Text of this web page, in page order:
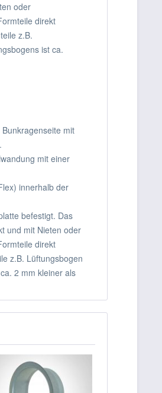
oder
direkt
z.B.
ist ca.
mit
mit einer
innerhalb der
befestigt. Das
und mit Nieten oder
direkt
z.B. Lüftungsbogen
2 mm kleiner als